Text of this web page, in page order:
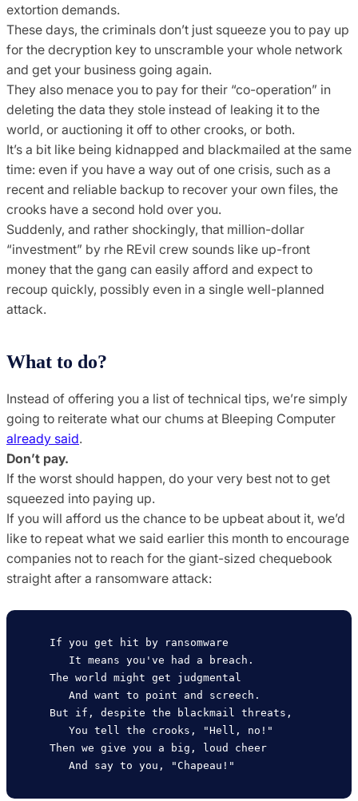
extortion demands.
These days, the criminals don’t just squeeze you to pay up
for the decryption key to unscramble your whole network
and get your business going again.
They also menace you to pay for their “co-operation” in
deleting the data they stole instead of leaking it to the
world, or auctioning it off to other crooks, or both.
It’s a bit like being kidnapped and blackmailed at the same
time: even if you have a way out of one crisis, such as a
recent and reliable backup to recover your own files, the
crooks have a second hold over you.
Suddenly, and rather shockingly, that million-dollar
“investment” by rhe REvil crew sounds like up-front
money that the gang can easily afford and expect to
recoup quickly, possibly even in a single well-planned
attack.
What to do?
Instead of offering you a list of technical tips, we’re simply
going to reiterate what our chums at Bleeping Computer
already said.
Don’t pay.
If the worst should happen, do your very best not to get
squeezed into paying up.
If you will afford us the chance to be upbeat about it, we’d
like to repeat what we said earlier this month to encourage
companies not to reach for the giant-sized chequebook
straight after a ransomware attack: